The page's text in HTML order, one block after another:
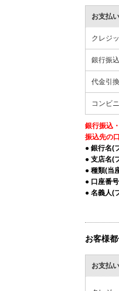
お支払
クレジ
銀行振込
代金引換
コンビ
銀行振込
振込先の
● 銀行名(
● 支店名(
● 種類(当
● 口座番号
● 名義人(
お客様
お支払